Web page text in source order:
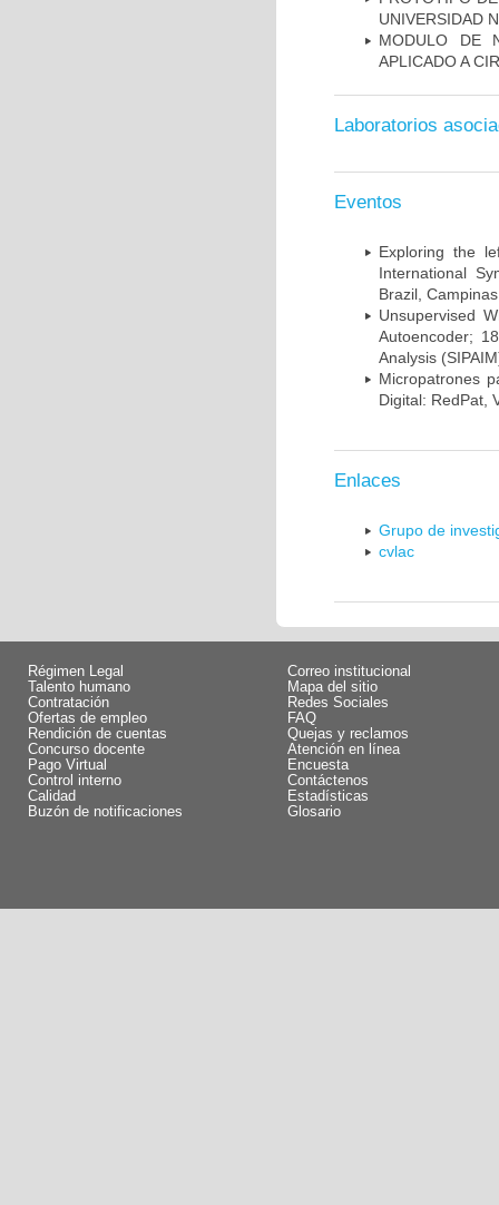
UNIVERSIDAD
MODULO DE
APLICADO A
Laboratorios
Eventos
Exploring the
International
Brazil,
Unsupervised
Autoencoder;
Analysis
Micropatrones
Digital: RedPat,
Enlaces
Grupo de
cvlac
Régimen Legal
Talento humano
Contratación
Ofertas de empleo
Rendición de cuentas
Concurso docente
Pago Virtual
Control interno
Calidad
Buzón de notificaciones
Correo institucional
Mapa del sitio
Redes Sociales
FAQ
Quejas y reclamos
Atención en línea
Encuesta
Contáctenos
Estadísticas
Glosario